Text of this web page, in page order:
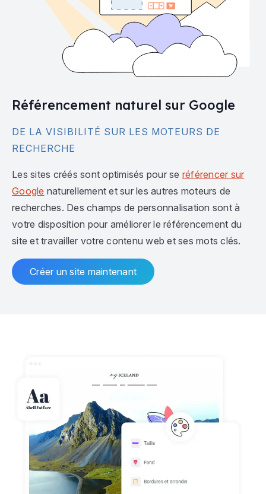
Référencement naturel sur Google
DE LA VISIBILITÉ SUR LES MOTEURS DE
RECHERCHE
Les sites créés sont optimisés pour se référencer sur
Google naturellement et sur les autres moteurs de
recherches. Des champs de personnalisation sont à
votre disposition pour améliorer le référencement du
site et travailler votre contenu web et ses mots clés.
Créer un site maintenant